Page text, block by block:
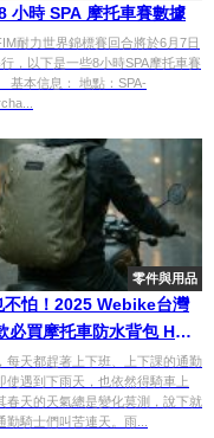
小時 SPA 摩托車賽數據
耐力世界錦標賽回合將於6月7日
，以下是一些8小時SPA摩托車賽
基本信息： 地點：SPA-
零件與用品
不怕！2025 Webike台灣
必買摩托車防水背包 HOT
選！
每天都趕著上下班、上下課的通勤
使遇到下雨天，也依然得騎車上
春天的天氣總是變化莫測，說下就
勤騎士們叫苦連天。雨...